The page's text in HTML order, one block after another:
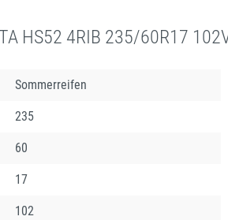
HS52 4RIB 235/60R17
Sommerreifen
235
60
17
102